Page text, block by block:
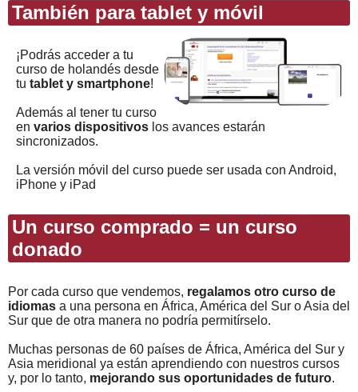
También para tablet y móvil
¡Podrás acceder a tu
curso de holandés desde
tu tablet y smartphone!
Además al tener tu curso
en varios dispositivos los avances estarán
sincronizados.
La versión móvil del curso puede ser usada con Android,
iPhone y iPad
Un curso comprado = un curso
donado
Por cada curso que vendemos, regalamos otro curso de
idiomas a una persona en África, América del Sur o Asia del
Sur que de otra manera no podría permitírselo.
Muchas personas de 60 países de África, América del Sur y
Asia meridional ya están aprendiendo con nuestros cursos
y, por lo tanto, mejorando sus oportunidades de futuro.